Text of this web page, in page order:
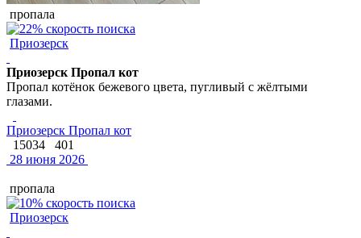
пропала
Приозерск
Приозерск Пропал кот
Пропал котёнок бежевого цвета, пугливый с жёлтыми
глазами.
Приозерск Пропал кот
15034
401
28 июня 2026
пропала
Приозерск